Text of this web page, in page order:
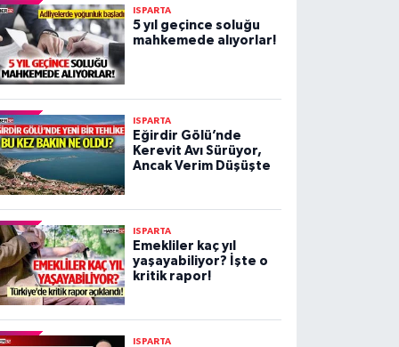
ISPARTA
5 yıl geçince soluğu
mahkemede alıyorlar!
ISPARTA
Eğirdir Gölü’nde
Kerevit Avı Sürüyor,
Ancak Verim Düşüşte
ISPARTA
Emekliler kaç yıl
yaşayabiliyor? İşte o
kritik rapor!
ISPARTA